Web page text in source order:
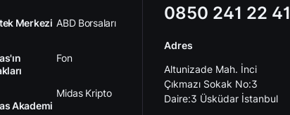
Merkezi
Akademi
ABD Borsaları
Fon
Midas Kripto
0850 241 22 41
Adres
Altunizade Mah. İnci
Çıkmazı Sokak No:3
Daire:3 Üsküdar İstanbul